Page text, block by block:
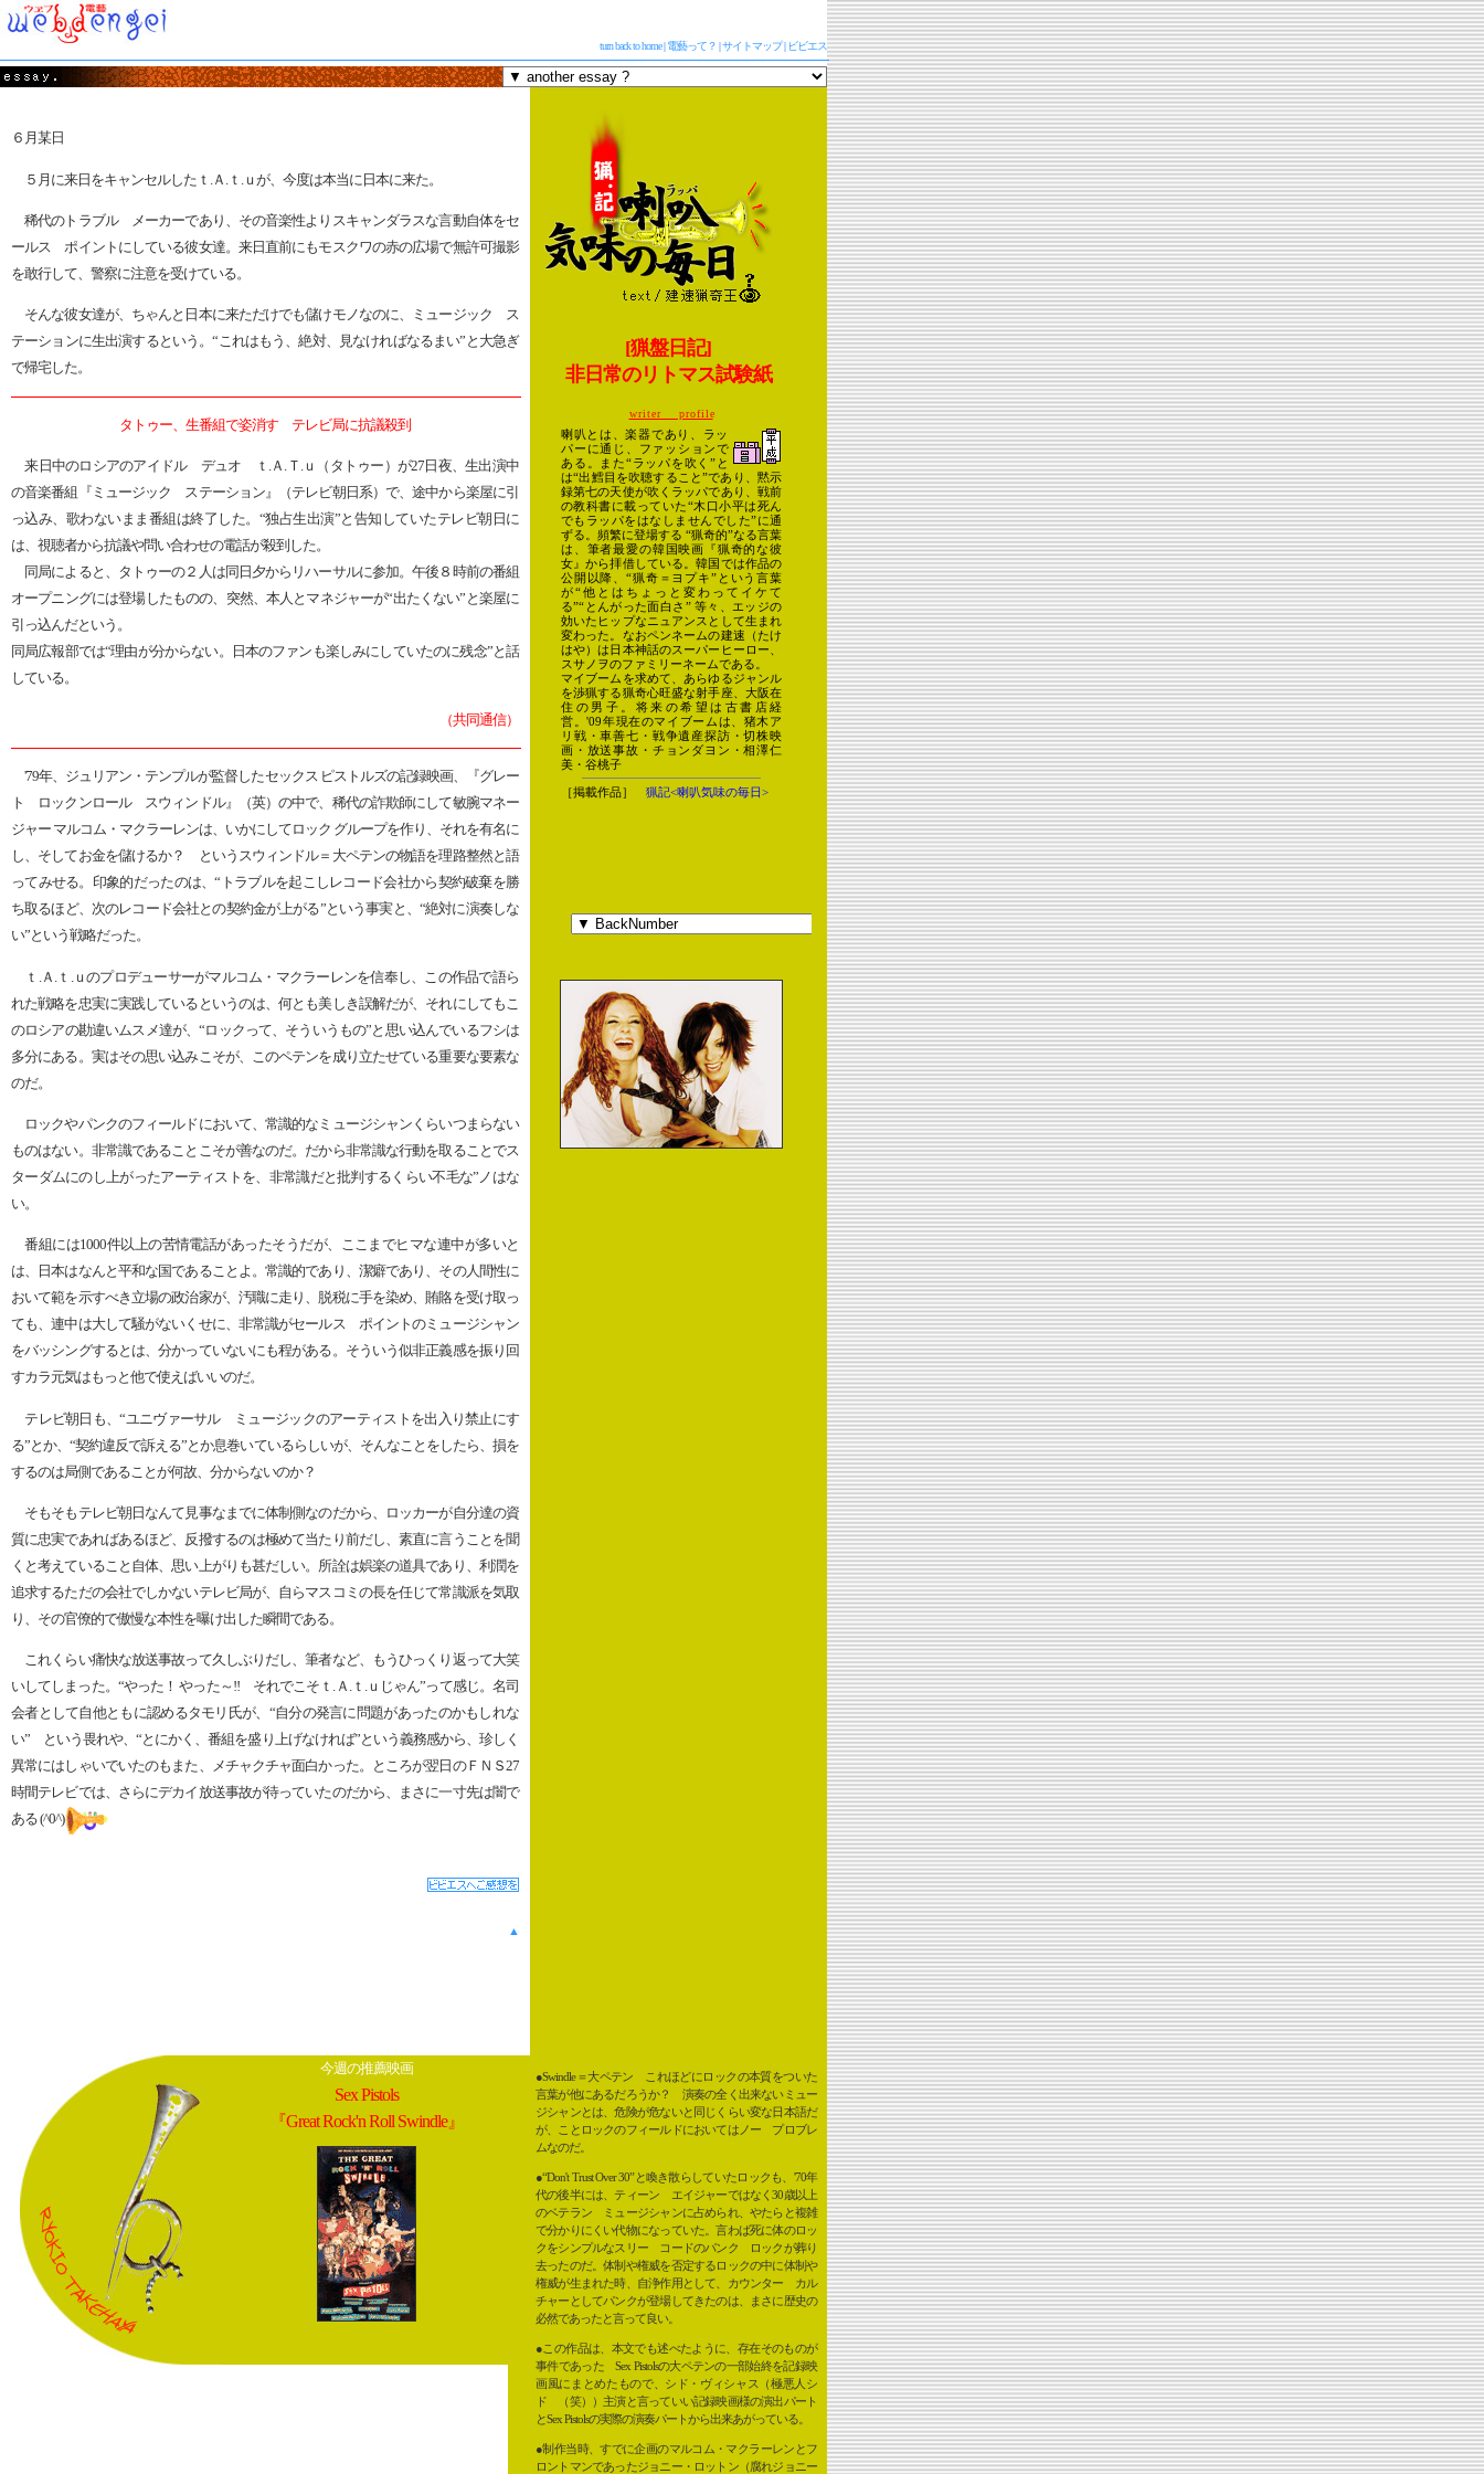
６月某日
５月に来日をキャンセルしたｔ.Ａ.ｔ.ｕが、今度は本当に日本に来た。
稀代のトラブル メーカーであり、その音楽性よりスキャンダラスな言動自体をセ
ールス ポイントにしている彼女達。来日直前にもモスクワの赤の広場で無許可撮影
を敢行して、警察に注意を受けている。
そんな彼女達が、ちゃんと日本に来ただけでも儲けモノなのに、ミュージック ス
テーションに生出演するという。“これはもう、絶対、見なければなるまい”と大急ぎ
で帰宅した。
タトゥー、生番組で姿消す テレビ局に抗議殺到
来日中のロシアのアイドル デュオ ｔ.Ａ.Ｔ.ｕ（タトゥー）が27日夜、生出演中
の音楽番組『ミュージック ステーション』（テレビ朝日系）で、途中から楽屋に引
っ込み、歌わないまま番組は終了した。“独占生出演”と告知していたテレビ朝日に
は、視聴者から抗議や問い合わせの電話が殺到した。
同局によると、タトゥーの２人は同日夕からリハーサルに参加。午後８時前の番組
オープニングには登場したものの、突然、本人とマネジャーが“出たくない”と楽屋に
引っ込んだという。
同局広報部では“理由が分からない。日本のファンも楽しみにしていたのに残念”と話
している。
（共同通信）
'79年、ジュリアン・テンプルが監督したセックス ピストルズの記録映画、『グレー
ト ロックンロール スウィンドル』（英）の中で、稀代の詐欺師にして敏腕マネー
ジャー マルコム・マクラーレンは、いかにしてロック グループを作り、それを有名に
し、そしてお金を儲けるか？ というスウィンドル＝大ペテンの物語を理路整然と語
ってみせる。印象的だったのは、“トラブルを起こしレコード会社から契約破棄を勝
ち取るほど、次のレコード会社との契約金が上がる”という事実と、“絶対に演奏しな
い”という戦略だった。
ｔ.Ａ.ｔ.ｕのプロデューサーがマルコム・マクラーレンを信奉し、この作品で語ら
れた戦略を忠実に実践しているというのは、何とも美しき誤解だが、それにしてもこ
のロシアの勘違いムスメ達が、“ロックって、そういうもの”と思い込んでいるフシは
多分にある。実はその思い込みこそが、このペテンを成り立たせている重要な要素な
のだ。
ロックやパンクのフィールドにおいて、常識的なミュージシャンくらいつまらない
ものはない。非常識であることこそが善なのだ。だから非常識な行動を取ることでス
ターダムにのし上がったアーティストを、非常識だと批判するくらい不毛な”ノはな
い。
番組には1000件以上の苦情電話があったそうだが、ここまでヒマな連中が多いと
は、日本はなんと平和な国であることよ。常識的であり、潔癖であり、その人間性に
おいて範を示すべき立場の政治家が、汚職に走り、脱税に手を染め、賄賂を受け取っ
ても、連中は大して騒がないくせに、非常識がセールス ポイントのミュージシャン
をバッシングするとは、分かっていないにも程がある。そういう似非正義感を振り回
すカラ元気はもっと他で使えばいいのだ。
テレビ朝日も、“ユニヴァーサル ミュージックのアーティストを出入り禁止にす
る”とか、“契約違反で訴える”とか息巻いているらしいが、そんなことをしたら、損を
するのは局側であることが何故、分からないのか？
そもそもテレビ朝日なんて見事なまでに体制側なのだから、ロッカーが自分達の資
質に忠実であればあるほど、反撥するのは極めて当たり前だし、素直に言うことを聞
くと考えていること自体、思い上がりも甚だしい。所詮は娯楽の道具であり、利潤を
追求するただの会社でしかないテレビ局が、自らマスコミの長を任じて常識派を気取
り、その官僚的で傲慢な本性を曝け出した瞬間である。
これくらい痛快な放送事故って久しぶりだし、筆者など、もうひっくり返って大笑
いしてしまった。“やった！ やった～!! それでこそｔ.Ａ.ｔ.ｕじゃん”って感じ。名司
会者として自他ともに認めるタモリ氏が、“自分の発言に問題があったのかもしれな
い” という畏れや、“とにかく、番組を盛り上げなければ”という義務感から、珍しく
異常にはしゃいでいたのもまた、メチャクチャ面白かった。ところが翌日のＦＮＳ27
時間テレビでは、さらにデカイ放送事故が待っていたのだから、まさに一寸先は闇で
ある (^0^)
▲
[猟盤日記]
非日常のリトマス試験紙
w r i t e r p r o f i l e
今週の推薦映画
Sex Pistols
『Great Rock'n Roll Swindle』
●Swindle＝大ペテン これほどにロックの本質をついた
言葉が他にあるだろうか？ 演奏の全く出来ないミュー
ジシャンとは、危険が危ないと同じくらい変な日本語だ
が、ことロックのフィールドにおいてはノー プロブレ
ムなのだ。
●“Don't Trust Over 30”と喚き散らしていたロックも、'70年
代の後半には、ティーン エイジャーではなく30歳以上
のベテラン ミュージシャンに占められ、やたらと複雑
で分かりにくい代物になっていた。言わば死に体のロッ
クをシンプルなスリー コードのパンク ロックが葬り
去ったのだ。体制や権威を否定するロックの中に体制や
権威が生まれた時、自浄作用として、カウンター カル
チャーとしてパンクが登場してきたのは、まさに歴史の
必然であったと言って良い。
●この作品は、本文でも述べたように、存在そのものが
事件であった Sex Pistolsの大ペテンの一部始終を記録映
画風にまとめたもので、シド・ヴィシャス（極悪人シ
ド （笑））主演と言っていい記録映画様の演出パート
とSex Pistolsの実際の演奏パートから出来あがっている。
●制作当時、すでに企画のマルコム・マクラーレンとフ
ロントマンであったジョニー・ロットン（腐れジョニー
turn back to home|電藝って？ |サイトマップ| ビビエス